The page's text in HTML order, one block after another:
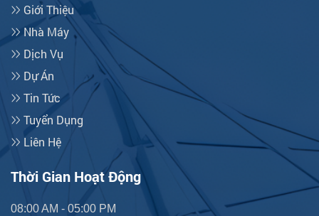
Giới Thiệu
Nhà Máy
Dịch Vụ
Dự Án
Tin Tức
Tuyển Dụng
Liên Hệ
Thời Gian Hoạt Động
08:00 AM - 05:00 PM